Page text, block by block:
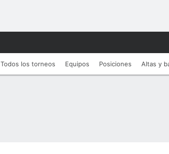
Todos los torneos Equipos Posiciones Altas y